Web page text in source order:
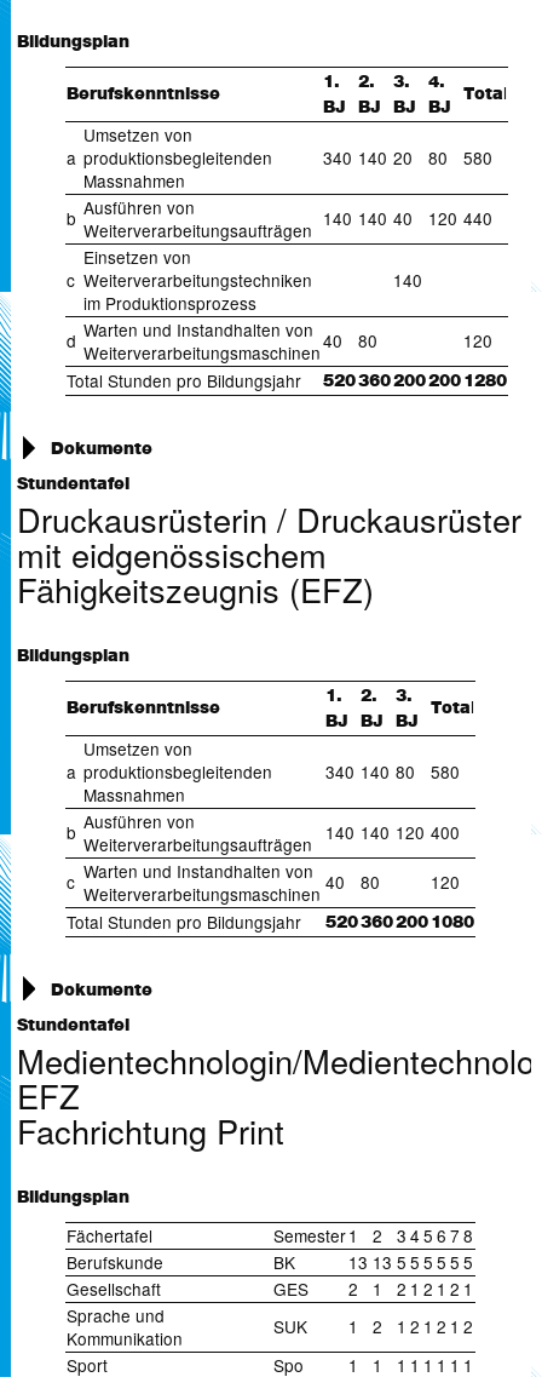
Bildungsplan
Berufskenntnisse
1.
BJ
2.
BJ
3.
BJ
4.
BJ
Total
a
Umsetzen von
produktionsbegleitenden
Massnahmen
340 140 20 80 580
b Ausführen von
Weiterverarbeitungsaufträgen 140 140 40 120 440
c
Einsetzen von
Weiterverarbeitungstechniken
im Produktionsprozess
140
d Warten und Instandhalten von
Weiterverarbeitungsmaschinen40 80
120
Total Stunden pro Bildungsjahr
520360200200 1280
Dokumente
Rahmenlehrplan für die Berufsschulen_BT_EFZ (
Stundentafel
Druckausrüsterin / Druckausrüster
mit eidgenössischem
Fähigkeitszeugnis (EFZ)
Bildungsplan
Berufskenntnisse
1.
BJ
2.
BJ
3.
BJ
Total
a
Umsetzen von
produktionsbegleitenden
Massnahmen
340 140 80 580
b Ausführen von
Weiterverarbeitungsaufträgen
140 140 120 400
c Warten und Instandhalten von
Weiterverarbeitungsmaschinen 40 80
120
Total Stunden pro Bildungsjahr
520360200 1080
Dokumente
Rahmenlehrplan für die Berufsschulen_DA_EFZ (
Stundentafel
Medientechnologin/
EFZ
Fachrichtung Print
Bildungsplan
Fächertafel Semester1 2 3 4 5 6 7 8
Berufskunde
BK 13 13 5 5 5 5 5 5
Gesellschaft
GES 2 1 2 1 2 1 2 1
Sprache und
Kommunikation
SUK 1 2 1 2 1 2 1 2
Sport
Spo 1 1 1 1 1 1 1 1